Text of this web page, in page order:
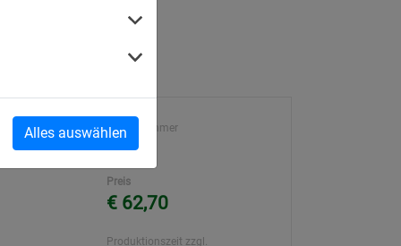
Alles auswählenArtikelnummer
509-06
Preis
€ 62,70
Produktionszeit zzgl.